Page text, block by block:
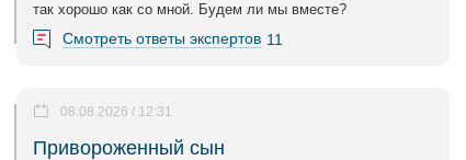
так хорошо как со мной. Будем ли мы вместе?
Смотреть ответы экспертов 11
Привороженный сын
08.08.2026 / 12:31